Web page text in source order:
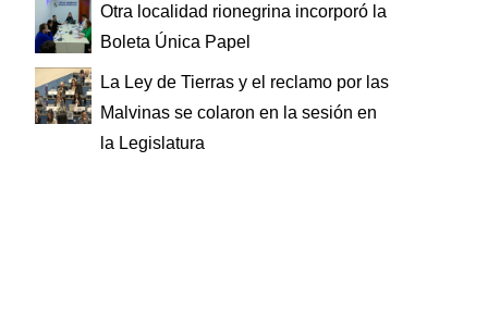
Otra localidad rionegrina incorporó la
Boleta Única Papel
La Ley de Tierras y el reclamo por las
Malvinas se colaron en la sesión en
la Legislatura